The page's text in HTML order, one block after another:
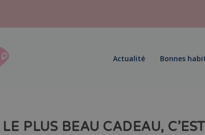
Actualité Bonnes
LE PLUS BEAU CADEAU,